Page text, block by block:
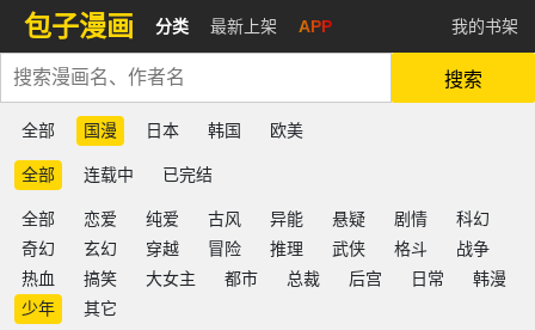
包子漫画 分类 最新上架 APP 我的书架
搜索
全部 国漫 日本 韩国 欧美
全部 连载中 已完结
全部 恋爱 纯爱 古风 异能 悬疑 剧情
科幻
奇幻
玄幻 穿越 冒险 推理 武侠 格斗
战争
热血
搞笑 大女主 都市 总裁 后宫 日常
韩漫
少年
其它